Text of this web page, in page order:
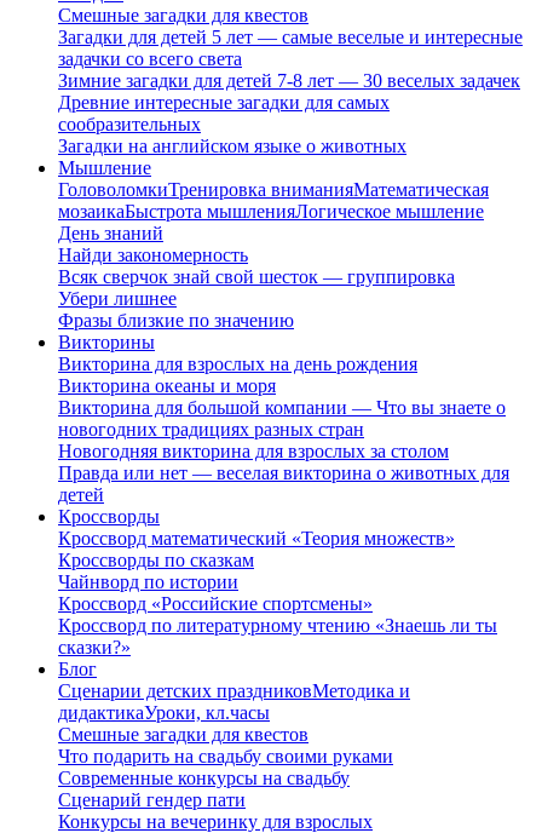
Смешные загадки для квестов
Загадки для детей 5 лет — самые веселые и интересные
задачки со всего света
Зимние загадки для детей 7-8 лет — 30 веселых задачек
Древние интересные загадки для самых
сообразительных
Загадки на английском языке о животных
Мышление
ГоловоломкиТренировка вниманияМатематическая
мозаикаБыстрота мышленияЛогическое мышление
День знаний
Найди закономерность
Всяк сверчок знай свой шесток — группировка
Убери лишнее
Фразы близкие по значению
Викторины
Викторина для взрослых на день рождения
Викторина океаны и моря
Викторина для большой компании — Что вы знаете о
новогодних традициях разных стран
Новогодняя викторина для взрослых за столом
Правда или нет — веселая викторина о животных для
детей
Кроссворды
Кроссворд математический «Теория множеств»
Кроссворды по сказкам
Чайнворд по истории
Кроссворд «Российские спортсмены»
Кроссворд по литературному чтению «Знаешь ли ты
сказки?»
Блог
Сценарии детских праздниковМетодика и
дидактикаУроки, кл.часы
Смешные загадки для квестов
Что подарить на свадьбу своими руками
Современные конкурсы на свадьбу
Сценарий гендер пати
Конкурсы на вечеринку для взрослых